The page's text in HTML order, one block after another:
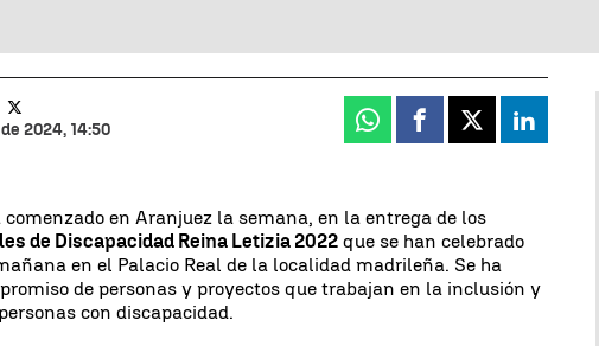
2024, 14:50 Whatsapp
Facebook
X Linkedin
comenzado en Aranjuez la semana, en la entrega de los
de Discapacidad Reina Letizia 2022 que se han celebrado
en el Palacio Real de la localidad madrileña. Se ha
de personas y proyectos que trabajan en la inclusión y
con discapacidad.